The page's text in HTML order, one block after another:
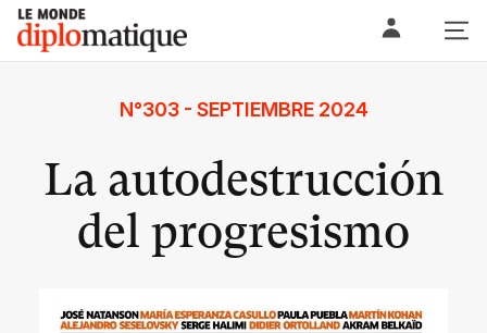
Skip
content
Le monde diplomatique
N°303 - SEPTIEMBRE 2024
La autodestrucción
del progresismo